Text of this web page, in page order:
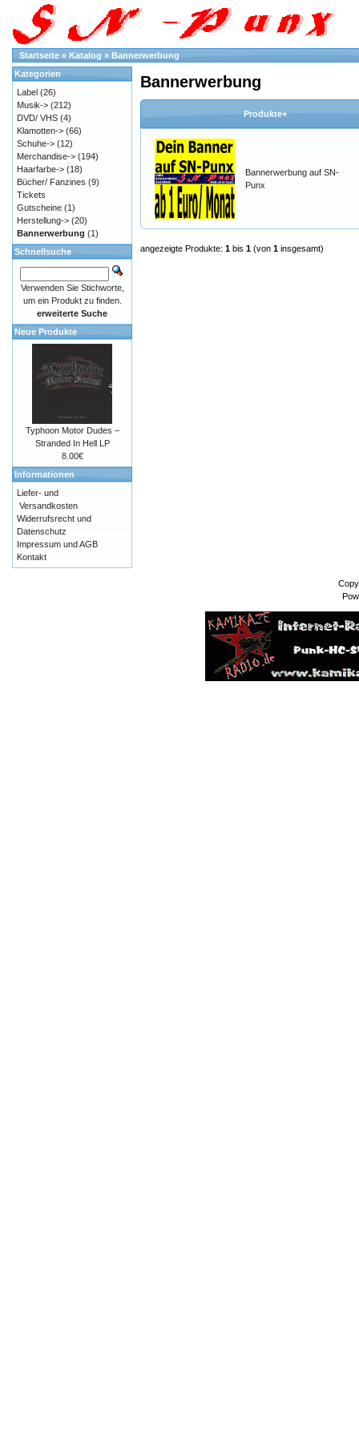
Startseite » Katalog » Bannerwerbung
Bannerwerbung
Produkte+
Bannerwerbung auf SN-
Punx
angezeigte Produkte: 1 bis 1 (von 1 insgesamt)
Kategorien
Label (26)
Musik-> (212)
DVD/ VHS (4)
Klamotten-> (66)
Schuhe-> (12)
Merchandise-> (194)
Haarfarbe-> (18)
Bücher/ Fanzines (9)
Tickets
Gutscheine (1)
Herstellung-> (20)
Bannerwerbung (1)
Schnellsuche
Verwenden Sie Stichworte,
um ein Produkt zu finden.
erweiterte Suche
Neue Produkte
Typhoon Motor Dudes ‎–
Stranded In Hell LP
8.00€
Informationen
Liefer- und
Versandkosten
Widerrufsrecht und
Datenschutz
Impressum und AGB
Kontakt